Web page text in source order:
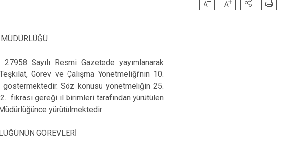
Ağın
Alacakaya
Keban
Sayılı Resmi Gazetede yayımlanarak
Görev ve Çalışma Yönetmeliği’nin 10.
göstermektedir. Söz konusu yönetmeliğin 25.
fıkrası gereği il birimleri tarafından yürütülen
yürütülmektedir.
GÖREVLERİ